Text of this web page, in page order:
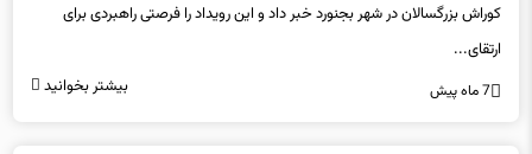
کوراش بزرگسالان در شهر بجنورد خبر داد و این رویداد را فرصتی راهبردی برای
ارتقای...
7 ماه پیش بیشتر بخوانید